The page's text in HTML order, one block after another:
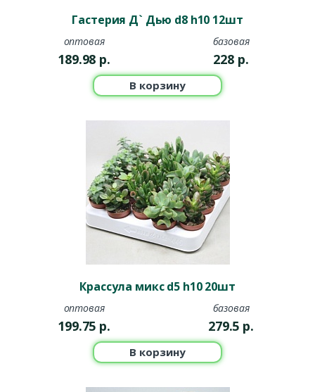
Гастерия Д` Дью d8 h10 12шт
оптовая
189.98 р.
базовая
228 р.
В корзину
Крассула микс d5 h10 20шт
оптовая
199.75 р.
базовая
279.5 р.
В корзину